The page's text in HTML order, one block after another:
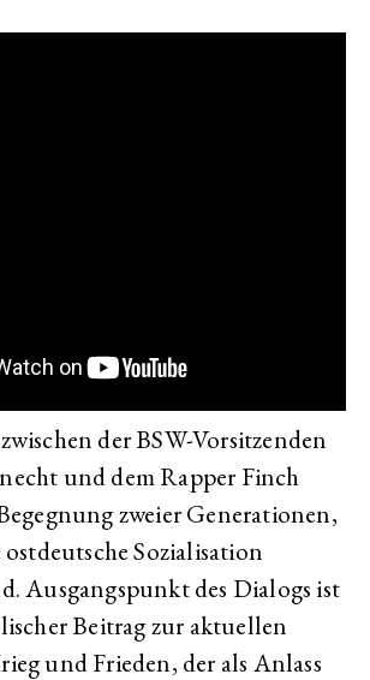
der BSW-Vorsitzenden
und dem Rapper Finch
zweier Generationen,
Sozialisation
Ausgangspunkt des Dialogs ist
Beitrag zur aktuellen
und Frieden, der als Anlass